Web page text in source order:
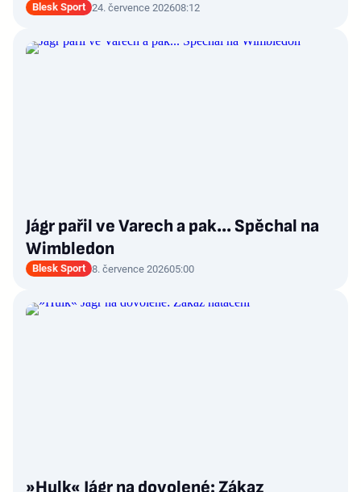
Blesk Sport 24. července 202608:12
Jágr pařil ve Varech a pak... Spěchal na
Wimbledon
Blesk Sport 8. července 202605:00
»Hulk« Jágr na dovolené: Zákaz